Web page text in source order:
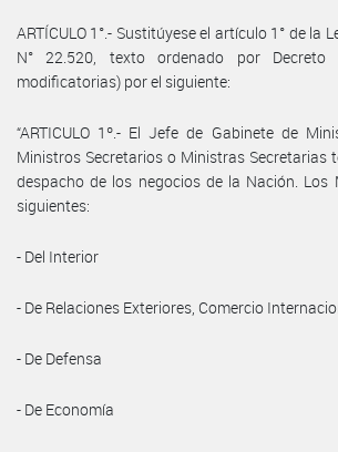
ARTÍCULO 1°.- Sustitúyese el artículo 1° de la
N° 22.520, texto ordenado por
modificatorias) por el siguiente:
“ARTICULO 1º.- El Jefe de Gabinete de
Ministros Secretarios o Ministras Secretarias
despacho de los negocios de la Nación. Los
siguientes:
- Del Interior
- De Relaciones Exteriores, Comercio
- De Defensa
- De Economía